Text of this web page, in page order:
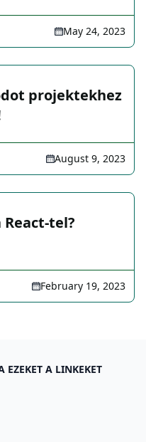
May 24, 2023
projektekhez
August 9, 2023
tel?
February 19, 2023
EZEKET A LINKEKET